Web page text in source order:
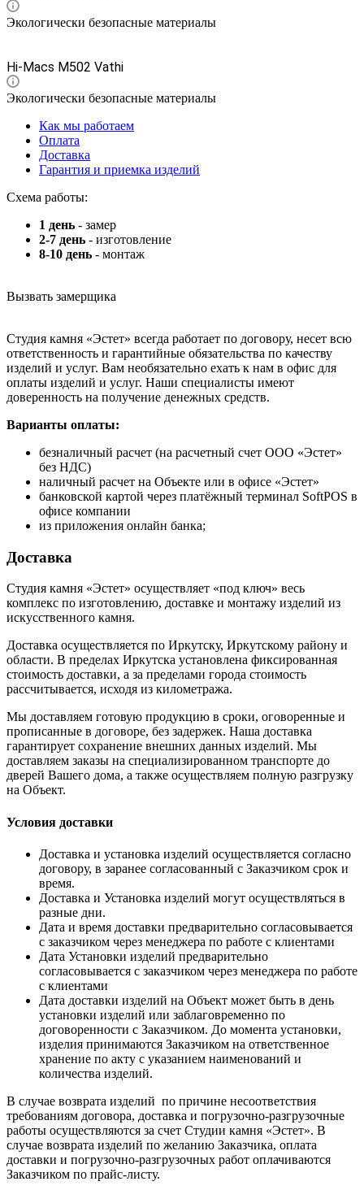
Экологически безопасные материалы
Hi-Macs M502 Vathi
Экологически безопасные материалы
Как мы работаем
Оплата
Доставка
Гарантия и приемка изделий
Схема работы:
1 день - замер
2-7 день - изготовление
8-10 день - монтаж
Вызвать замерщика
Студия камня «Эстет» всегда работает по договору, несет всю
ответственность и гарантийные обязательства по качеству
изделий и услуг. Вам необязательно ехать к нам в офис для
оплаты изделий и услуг. Наши специалисты имеют
доверенность на получение денежных средств.
Варианты оплаты:
безналичный расчет (на расчетный счет ООО «Эстет»
без НДС)
наличный расчет на Объекте или в офисе «Эстет»
банковской картой через платёжный терминал SoftPOS в
офисе компании
из приложения онлайн банка;
Доставка
Студия камня «Эстет» осуществляет «под ключ» весь
комплекс по изготовлению, доставке и монтажу изделий из
искусственного камня.
Доставка осуществляется по Иркутску, Иркутскому району и
области. В пределах Иркутска установлена фиксированная
стоимость доставки, а за пределами города стоимость
рассчитывается, исходя из километража.
Мы доставляем готовую продукцию в сроки, оговоренные и
прописанные в договоре, без задержек. Наша доставка
гарантирует сохранение внешних данных изделий. Мы
доставляем заказы на специализированном транспорте до
дверей Вашего дома, а также осуществляем полную разгрузку
на Объект.
Условия доставки
Доставка и установка изделий осуществляется согласно
договору, в заранее согласованный с Заказчиком срок и
время.
Доставка и Установка изделий могут осуществляться в
разные дни.
Дата и время доставки предварительно согласовывается
с заказчиком через менеджера по работе с клиентами
Дата Установки изделий предварительно
согласовывается с заказчиком через менеджера по работе
с клиентами
Дата доставки изделий на Объект может быть в день
установки изделий или заблаговременно по
договоренности с Заказчиком. До момента установки,
изделия принимаются Заказчиком на ответственное
хранение по акту с указанием наименований и
количества изделий.
В случае возврата изделий по причине несоответствия
требованиям договора, доставка и погрузочно-разгрузочные
работы осуществляются за счет Студии камня «Эстет». В
случае возврата изделий по желанию Заказчика, оплата
доставки и погрузочно-разгрузочных работ оплачиваются
Заказчиком по прайс-листу.